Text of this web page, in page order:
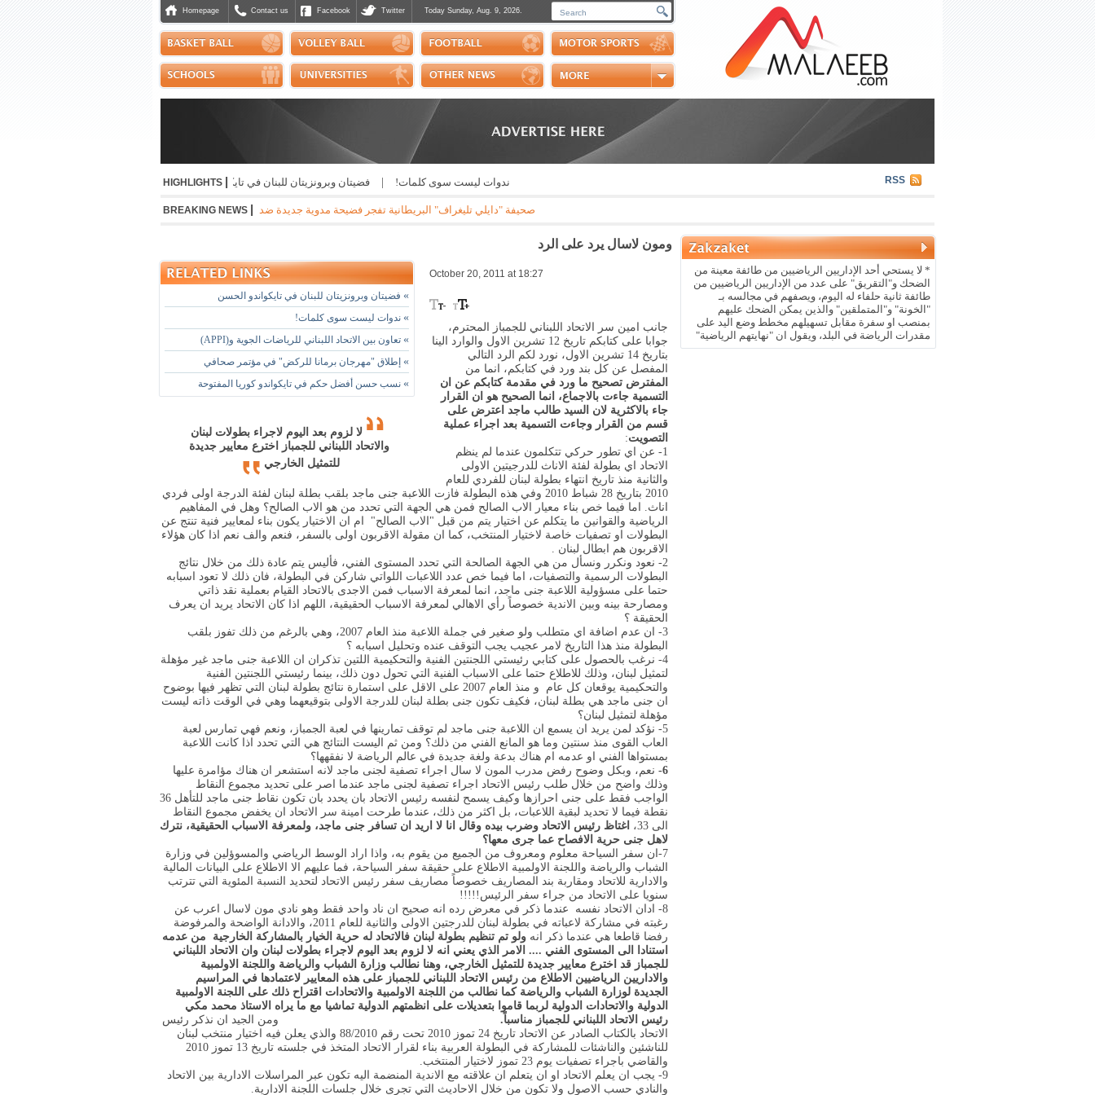
Homepage Contact us Facebook Twitter Today Sunday, Aug. 9, 2026.
Polls
Scores
Handball
HIGHLIGHTS |
فضيتان وبرونزيتان للبنان في تايكواندو الحسن | ندوات ليست سوى كلمات! RSS
BREAKING NEWS |
صحيفة "دايلي تليغراف" البريطانية تفجر فضيحة مدوية جديدة ضد رئيس "فيفا" جياني اينفانتينو وتقول ان إمرأة كانت على علاقة
ومون لاسال يرد على الرد
» فضيتان وبرونزيتان للبنان في تايكواندو الحسن
» ندوات ليست سوى كلمات!
» تعاون بين الاتحاد اللبناني للرياضات الجوية و(APPI)
» إطلاق "مهرجان برمانا للركض" في مؤتمر صحافي
» نسب حسن أفضل حكم في تايكواندو كوريا المفتوحة
لا لزوم بعد اليوم لاجراء بطولات لبنان
والاتحاد اللبناني للجمباز اخترع معايير جديدة
للتمثيل الخارجي
October 20, 2011 at 18:27
جانب امين سر الاتحاد اللبناني للجمباز المحترم،
جوابا على كتابكم تاريخ 12 تشرين الاول والوارد الينا
بتاريخ 14 تشرين الاول، نورد لكم الرد التالي
المفصل عن كل بند ورد في كتابكم، انما من
المفترض تصحيح ما ورد في مقدمة كتابكم عن ان
التسمية جاءت بالاجماع، انما الصحيح هو ان القرار
جاء بالاكثرية لان السيد طالب ماجد اعترض على
قسم من القرار وجاءت التسمية بعد اجراء عملية
التصويت:
1-
عن اي تطور حركي تتكلمون عندما لم ينظم
الاتحاد اي بطولة لفئة الاناث للدرجيتين الاولى
والثانية منذ تاريخ انتهاء بطولة لبنان للفردي للعام
2010 بتاريخ 28 شباط 2010 وفي هذه البطولة فازت اللاعبة جنى ماجد بلقب بطلة لبنان لفئة الدرجة اولى فردي
اناث. اما فيما خص بناء معيار الاب الصالح فمن هي الجهة التي تحدد من هو الاب الصالح؟ وهل في المفاهيم
الرياضية والقوانين ما يتكلم عن اختيار يتم من قبل "الاب الصالح" ام ان الاختيار يكون بناء لمعايير فنية تنتج عن
البطولات او تصفيات خاصة لاختيار المنتخب، كما ان مقولة الاقربون اولى بالسفر، فنعم والف نعم اذا كان هؤلاء
الاقربون هم ابطال لبنان .
2-
نعود ونكرر ونسأل من هي الجهة الصالحة التي تحدد المستوى الفني، فأليس يتم عادة ذلك من خلال نتائج
البطولات الرسمية والتصفيات، اما فيما خص عدد اللاعبات اللواتي شاركن في البطولة، فان ذلك لا تعود اسبابه
حتما على مسؤولية اللاعبة جنى ماجد، انما لمعرفة الاسباب فمن الاجدى بالاتحاد القيام بعملية نقد ذاتي
ومصارحة بينه وبين الاندية خصوصاً رأي الاهالي لمعرفة الاسباب الحقيقية، اللهم اذا كان الاتحاد يريد ان يعرف
الحقيقة ؟
3-
ان عدم اضافة اي متطلب ولو صغير في جملة اللاعبة منذ العام 2007، وهي بالرغم من ذلك تفوز بلقب
البطولة منذ هذا التاريخ لامر عجيب يجب التوقف عنده وتحليل اسبابه ؟
4-
نرغب بالحصول على كتابي رئيستي اللجنتين الفنية والتحكيمية اللتين تذكران ان اللاعبة جنى ماجد غير مؤهلة
لتمثيل لبنان، وذلك للاطلاع حتما على الاسباب الفنية التي تحول دون ذلك، بينما رئيستي اللجنتين الفنية
والتحكيمية يوقعان كل عام و منذ العام 2007 على الاقل على استمارة نتائج بطولة لبنان التي تظهر فيها بوضوح
ان جنى ماجد هي بطلة لبنان، فكيف تكون جنى بطلة لبنان للدرجة الاولى بتوقيعهما وهي في الوقت ذاته ليست
مؤهلة لتمثيل لبنان؟
5-
نؤكد لمن يريد ان يسمع ان اللاعبة جنى ماجد لم توقف تمارينها في لعبة الجمباز، ونعم فهي تمارس لعبة
العاب القوى منذ سنتين وما هو المانع الفني من ذلك؟ ومن ثم اليست النتائج هي التي تحدد اذا كانت اللاعبة
بمستواها الفني او عدمه ام هناك بدعة ولغة جديدة في عالم الرياضة لا نفقهها؟
6-
نعم، وبكل وضوح رفض مدرب المون لا سال اجراء تصفية لجنى ماجد لانه استشعر ان هناك مؤامرة عليها
وذلك واضح من خلال طلب رئيس الاتحاد اجراء تصفية لجنى ماجد عندما اصر على تحديد مجموع النقاط
الواجب فقط على جنى احرازها وكيف يسمح لنفسه رئيس الاتحاد بان يحدد بان تكون نقاط جنى ماجد للتأهل 36
نقطة فيما لا تحديد لبقية اللاعبات، بل اكثر من ذلك، عندما طرحت امينة سر الاتحاد ان يخفض مجموع النقاط
الى 33،
اغتاظ رئيس الاتحاد وضرب بيده وقال انا لا اريد ان تسافر جنى ماجد، ولمعرفة الاسباب الحقيقية، نترك
لاهل جنى حرية الافصاح عما جرى معها؟
7-
ان سفر السياحة معلوم ومعروف من الجميع من يقوم به، واذا اراد الوسط الرياضي والمسوؤلين في وزارة
الشباب والرياضة واللجنة الاولمبية الاطلاع على حقيقة سفر السياحة، فما عليهم الا الاطلاع على البيانات المالية
والادارية للاتحاد ومقاربة بند المصاريف خصوصاً مصاريف سفر رئيس الاتحاد لتحديد النسبة المئوية التي تترتب
سنويا على الاتحاد من جراء سفر الرئيس!!!!!
8-
ادان الاتحاد نفسه عندما ذكر في معرض رده انه صحيح ان ناد واحد فقط وهو نادي مون لاسال اعرب عن
رغبته في مشاركة لاعباته في بطولة لبنان للدرجتين الاولى والثانية للعام 2011، والادانة الواضحة والمرفوضة
رفضا قاطعا هي عندما ذكر انه ولو تم تنظيم بطولة لبنان فالاتحاد له حرية الخيار بالمشاركة الخارجية من عدمه
استنادا الى المستوى الفني .... الامر الذي يعني انه لا لزوم بعد اليوم لاجراء بطولات لبنان وان الاتحاد اللبناني
للجمباز قد اخترع معايير جديدة للتمثيل الخارجي، وهنا نطالب وزارة الشباب والرياضة واللجنة الاولمبية
والاداريين الرياضيين الاطلاع من رئيس الاتحاد اللبناني للجمباز على هذه المعايير لاعتمادها في المراسيم
الجديدة لوزارة الشباب والرياضة كما نطالب من اللجنة الاولمبية والاتحادات اقتراح ذلك على اللجنة الاولمبية
الدولية والاتحادات الدولية لربما قاموا بتعديلات على انظمتهم الدولية تماشيا مع ما يراه الاستاذ محمد مكي
رئيس الاتحاد اللبناني للجمباز مناسباً. ومن الجيد ان نذكر رئيس
الاتحاد بالكتاب الصادر عن الاتحاد تاريخ 24 تموز 2010 تحت رقم 88/2010 والذي يعلن فيه اختيار منتخب لبنان
للناشئين والناشئات للمشاركة في البطولة العربية بناء لقرار الاتحاد المتخذ في جلسته تاريخ 13 تموز 2010
والقاضي باجراء تصفيات يوم 23 تموز لاختيار المنتخب.
9-
يجب ان يعلم الاتحاد او ان يتعلم ان علاقته مع الاندية المنضمة اليه تكون عبر المراسلات الادارية بين الاتحاد
والنادي حسب الاصول ولا تكون من خلال الاحاديث التي تجرى خلال جلسات اللجنة الادارية.
* لا يستحي أحد الإداريين الرياضيين من طائفة معينة من
الضحك و"التقريق" على عدد من الإداريين الرياضيين من
طائفة ثانية حلفاء له اليوم، ويصفهم في مجالسه بـ
"الخونة" و"المتملقين" والذين يمكن الضحك عليهم
بمنصب او سفرة مقابل تسهيلهم مخطط وضع اليد على
مقدرات الرياضة في البلد، ويقول ان "نهايتهم الرياضية"